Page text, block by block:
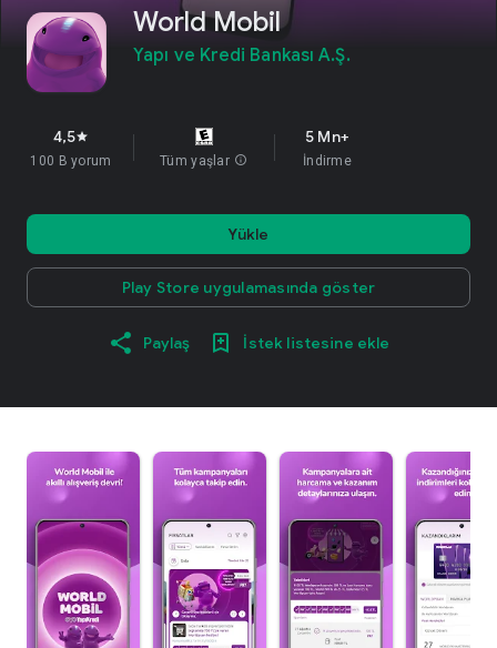
World Mobil
Yapı ve Kredi Bankası A.Ş.
4,5star
100 B yorum Tüm yaşlar info
5 Mn+
İndirme
Yükle
Play Store uygulamasında göster
Paylaş İstek listesine ekle